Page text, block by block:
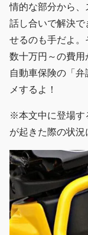
情的な部分から、
話し合いで解決
せるのも手だよ。
数十万円～の費用
自動車保険の「
メするよ！
※本文中に登場す
が起きた際の状